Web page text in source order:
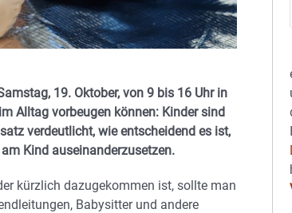
19. Oktober, von 9 bis 16 Uhr in
Alltag vorbeugen können: Kinder sind
verdeutlicht, wie entscheidend es ist,
Kind auseinanderzusetzen.
kürzlich dazugekommen ist, sollte man
Babysitter und andere